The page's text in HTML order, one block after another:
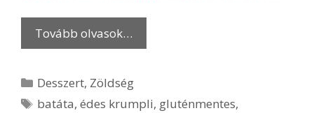
Tovább olvasok…
Kategória
Desszert, Zöldség
Címkék
batáta,édes krumpli, gluténmentes,